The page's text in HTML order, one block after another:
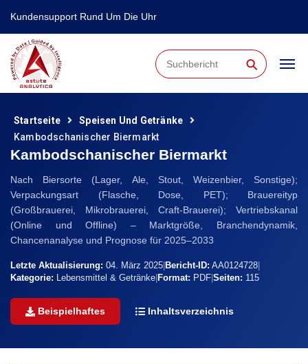
Kundensupport Rund Um Die Uhr
⚲
Startseite
Speisen Und Getränke
Kambodschanischer Biermarkt
Kambodschanischer Biermarkt
Nach Biersorte (Lager, Ale, Stout, Weizenbier, Sonstige);
Verpackungsart (Flasche, Dose, PET); Brauereityp
(Großbrauerei, Mikrobrauerei, Craft-Brauerei); Vertriebskanal
(Online und Offline) – Marktgröße, Branchendynamik,
Chancenanalyse und Prognose für 2025–2033
Letzte Aktualisierung: 04. März 2025 Bericht-ID: AA0124728
Kategorie: Lebensmittel & Getränke Format: PDF Seiten: 115
Beispielhaftes Inhaltsverzeichnis